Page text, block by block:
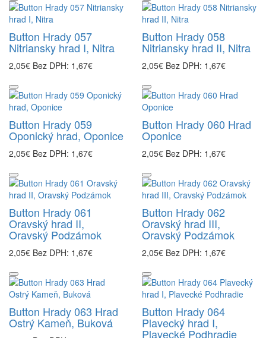
Button Hrady 057
Nitriansky hrad I, Nitra
2,05€ Bez DPH: 1,67€
Button Hrady 058
Nitriansky hrad II, Nitra
2,05€ Bez DPH: 1,67€
Button Hrady 059
Oponický hrad, Oponice
2,05€ Bez DPH: 1,67€
Button Hrady 060 Hrad
Oponice
2,05€ Bez DPH: 1,67€
Button Hrady 061
Oravský hrad II,
Oravský Podzámok
2,05€ Bez DPH: 1,67€
Button Hrady 062
Oravský hrad III,
Oravský Podzámok
2,05€ Bez DPH: 1,67€
Button Hrady 063 Hrad
Ostrý Kameň, Buková
Button Hrady 064
Plavecký hrad I,
Plavecké Podhradie